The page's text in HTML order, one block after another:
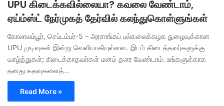
UPU கிடைக்கவில்லையா? கவலை வேண்டாம்,
ஏய்ம்ஸ்ட் நேர்முகத் தேர்வில் கலந்துகொள்ளுங்கள்
கோலாலம்பூர், செப்டம்பர்-5 – அரசாங்கப் பல்கலைக்கழக நுழைவுக்கான
UPU முடிவுகள் இன்று வெளியாகியுள்ளன. இடம் கிடைத்தவர்களுக்கு
வாழ்த்துகள்; கிடைக்காதவர்கள் மனம் தளர வேண்டாம். உங்களுக்காக
தனது கதவுகளைத்…
Read More »